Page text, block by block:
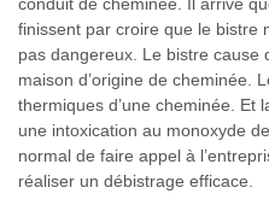
conduit de cheminée. Il arrive
finissent par croire que le bistre
pas dangereux. Le bistre cause
maison d’origine de cheminée.
thermiques d’une cheminée. Et
une intoxication au monoxyde
normal de faire appel à
réaliser un débistrage efficace.